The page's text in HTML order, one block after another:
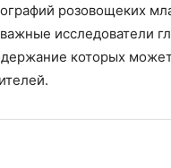
розовощеких
исследователи
которых